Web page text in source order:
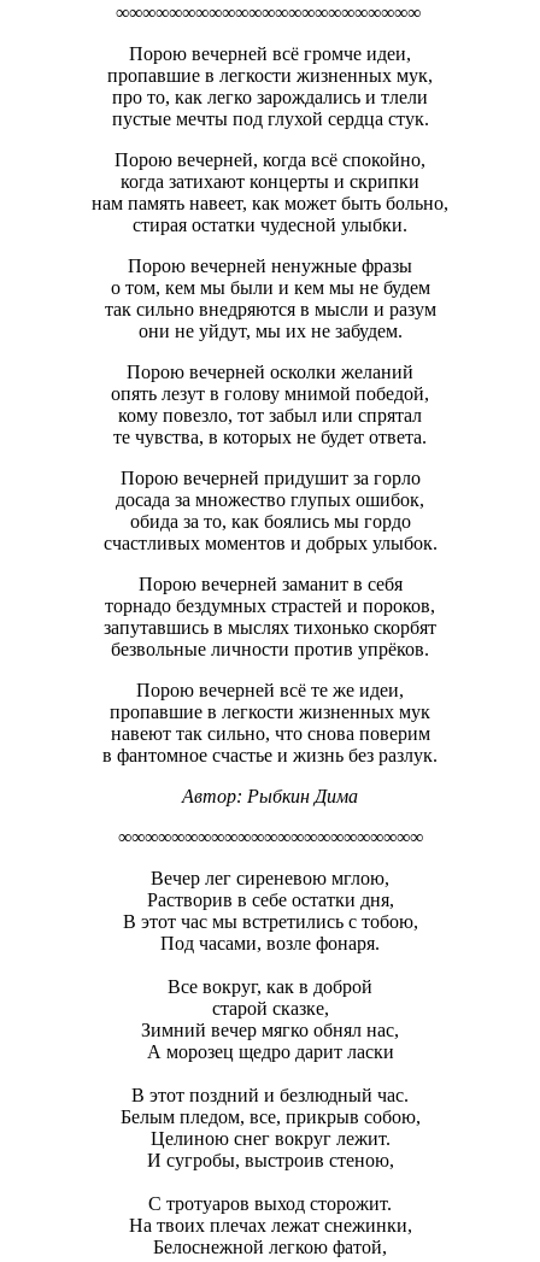
∞∞∞∞∞∞∞∞∞∞∞∞∞∞∞∞∞∞∞∞∞∞∞
Порою вечерней всё громче идеи,
пропавшие в легкости жизненных мук,
про то, как легко зарождались и тлели
пустые мечты под глухой сердца стук.
Порою вечерней, когда всё спокойно,
когда затихают концерты и скрипки
нам память навеет, как может быть больно,
стирая остатки чудесной улыбки.
Порою вечерней ненужные фразы
о том, кем мы были и кем мы не будем
так сильно внедряются в мысли и разум
они не уйдут, мы их не забудем.
Порою вечерней осколки желаний
опять лезут в голову мнимой победой,
кому повезло, тот забыл или спрятал
те чувства, в которых не будет ответа.
Порою вечерней придушит за горло
досада за множество глупых ошибок,
обида за то, как боялись мы гордо
счастливых моментов и добрых улыбок.
Порою вечерней заманит в себя
торнадо бездумных страстей и пороков,
запутавшись в мыслях тихонько скорбят
безвольные личности против упрёков.
Порою вечерней всё те же идеи,
пропавшие в легкости жизненных мук
навеют так сильно, что снова поверим
в фантомное счастье и жизнь без разлук.
Автор: Рыбкин Дима
∞∞∞∞∞∞∞∞∞∞∞∞∞∞∞∞∞∞∞∞∞∞∞
Вечер лег сиреневою мглою,
Растворив в себе остатки дня,
В этот час мы встретились с тобою,
Под часами, возле фонаря.
Все вокруг, как в доброй
старой сказке,
Зимний вечер мягко обнял нас,
А морозец щедро дарит ласки
В этот поздний и безлюдный час.
Белым пледом, все, прикрыв собою,
Целиною снег вокруг лежит.
И сугробы, выстроив стеною,
С тротуаров выход сторожит.
На твоих плечах лежат снежинки,
Белоснежной легкою фатой,